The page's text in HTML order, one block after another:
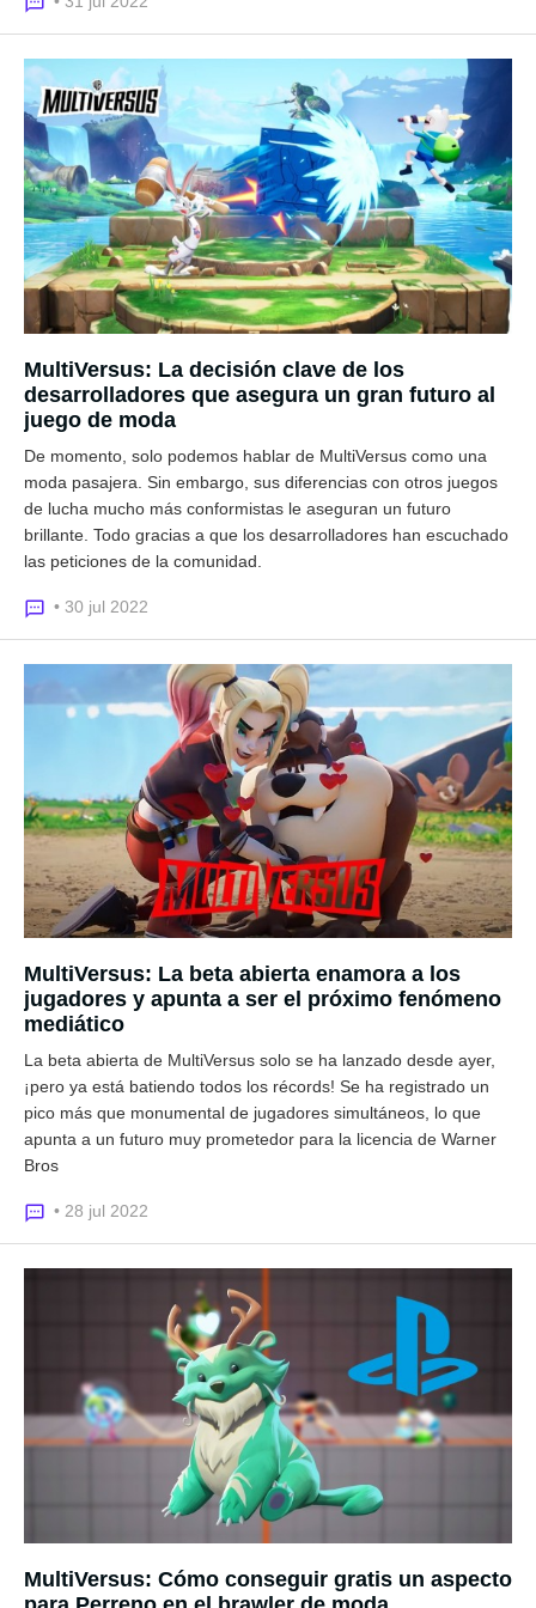
MultiVersus: La decisión clave de los
desarrolladores que asegura un gran futuro al
juego de moda
De momento, solo podemos hablar de MultiVersus como una
moda pasajera. Sin embargo, sus diferencias con otros juegos
de lucha mucho más conformistas le aseguran un futuro
brillante. Todo gracias a que los desarrolladores han escuchado
las peticiones de la comunidad.
• 30 jul 2022
MultiVersus: La beta abierta enamora a los
jugadores y apunta a ser el próximo fenómeno
mediático
La beta abierta de MultiVersus solo se ha lanzado desde ayer,
¡pero ya está batiendo todos los récords! Se ha registrado un
pico más que monumental de jugadores simultáneos, lo que
apunta a un futuro muy prometedor para la licencia de Warner
Bros
• 28 jul 2022
MultiVersus: Cómo conseguir gratis un aspecto